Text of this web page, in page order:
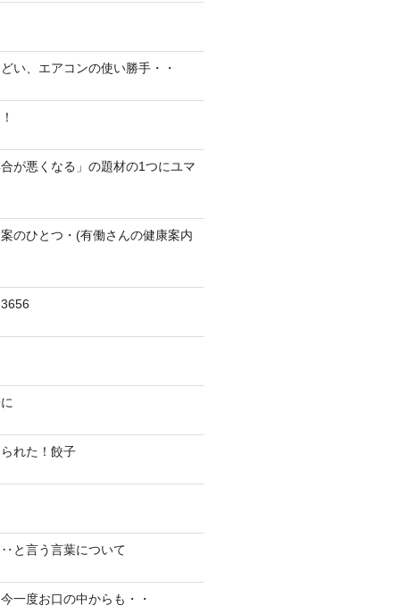
い、エアコンの使い勝手・・
が悪くなる」の題材の1つにユマ
のひとつ・(有働さんの健康案内
られた！餃子
と言う言葉について
一度お口の中からも・・